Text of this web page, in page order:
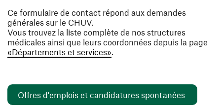
Ce formulaire de contact répond aux demandes
générales sur le CHUV.
Vous trouvez la liste complète de nos structures
médicales ainsi que leurs coordonnées depuis la page
«Départements et services».
Offres d'emplois et candidatures spontanées